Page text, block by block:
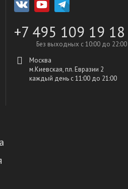
+7 495 109 19 18
Без выходных с 10:00 до 22:00
Москва
м.Киевская, пл. Евразии 2
каждый день c 11:00 до 21:00